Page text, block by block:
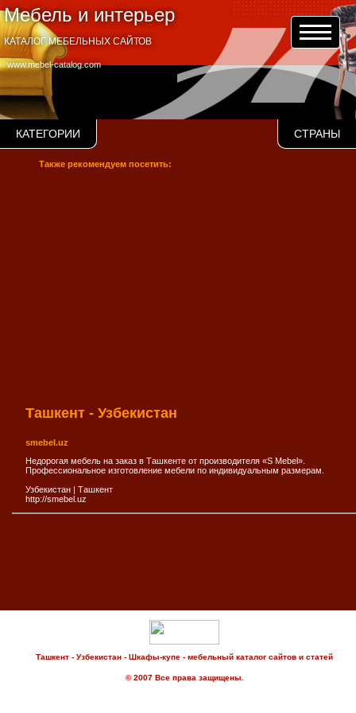
Мебель и интерьер
www.mebel-catalog.com
КАТАЛОГ МЕБЕЛЬНЫХ САЙТОВ
КАТЕГОРИИ СТРАНЫ
Также рекомендуем посетить:
Ташкент - Узбекистан
smebel.uz
Недорогая мебель на заказ в Ташкенте от производителя «S Mebel».
Профессиональное изготовление мебели по индивидуальным размерам.
Узбекистан | Ташкент
http://smebel.uz
Ташкент - Узбекистан - Шкафы-купе - мебельный каталог сайтов и статей
© 2007 Все права защищены.